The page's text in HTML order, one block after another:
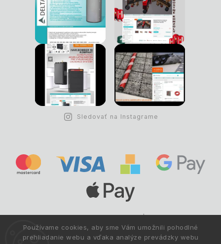
Používame cookies, aby sme Vám umožnili pohodlné
prehliadanie webu a vďaka analýze prevádzky webu
Sledovať na Instagrame
Copyright © 1993 -2026 Deltastav.sk|
.
Všetky práva vyhradené.